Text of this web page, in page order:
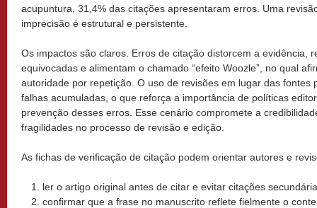
acupuntura, 31,4% das citações apresentaram erros. Uma
imprecisão é estrutural e persistente.
Os impactos são claros. Erros de citação distorcem a evidência,
equivocadas e alimentam o chamado “efeito Woozle”, no qual
autoridade por repetição. O uso de revisões em lugar das fontes
falhas acumuladas, o que reforça a importância de políticas
prevenção desses erros. Esse cenário compromete a
fragilidades no processo de revisão e edição.
As fichas de verificação de citação podem orientar autores e
ler o artigo original antes de citar e evitar citações
confirmar que a frase no manuscrito reflete fielmente o